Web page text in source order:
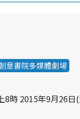
意書院多媒體劇場
時 2015年9月26